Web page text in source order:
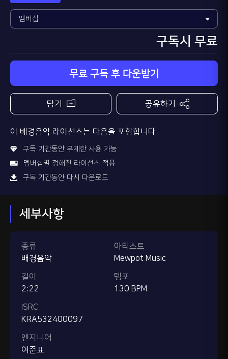
구독시 무료
무료 구독 후 다운받기
담기 공유하기
이 배경음악 라이선스는 다음을 포함합니다
구독 기간동안 무제한 사용 가능
멤버십별 정해진 라이선스 적용
구독 기간동안 다시 다운로드
세부사항
종류
배경음악
길이
2:22
ISRC
KRA532400097
엔지니어
여준표
아티스트
Mewpot Music
템포
130 BPM